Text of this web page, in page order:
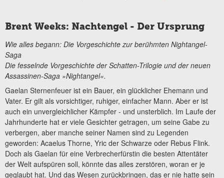
Brent Weeks: Nachtengel - Der Ursprung
Wie alles begann: Die Vorgeschichte zur berühmten Nightangel-
Saga
Die fesselnde Vorgeschichte der Schatten-Trilogie und der neuen
Assassinen-Saga »Nightangel«.
Gaelan Sternenfeuer ist ein Bauer, ein glücklicher Ehemann und
Vater. Er gilt als vorsichtiger, ruhiger, einfacher Mann. Aber er ist
auch ein unvergleichlicher Kämpfer - und unsterblich. Im Laufe der
Jahrhunderte hat er viele Gesichter getragen, um seine Gabe zu
verbergen, aber manche seiner Namen sind zu Legenden
geworden: Acaelus Thorne, Yric der Schwarze oder Rebus Flink.
Doch als Gaelan für eine Verbrecherfürstin die besten Attentäter
der Welt aufspüren soll, könnte das alles zerstören, woran er je
geglaubt hat. Und das Wesen zurückbringen, das er nie hatte sein